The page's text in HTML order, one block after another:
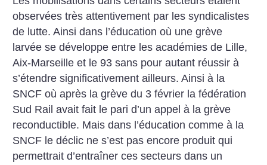
observées très attentivement par les syndicalistes
de lutte. Ainsi dans l’éducation où une grève
larvée se développe entre les académies de Lille,
Aix-Marseille et le 93 sans pour autant réussir à
s’étendre significativement ailleurs. Ainsi à la
SNCF où après la grève du 3 février la fédération
Sud Rail avait fait le pari d’un appel à la grève
reconductible. Mais dans l’éducation comme à la
SNCF le déclic ne s’est pas encore produit qui
permettrait d’entraîner ces secteurs dans un